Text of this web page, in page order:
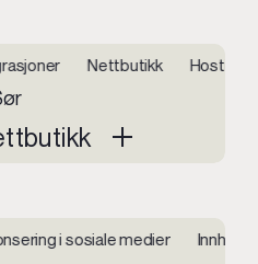
Nettbutikk Hosting og
i sosiale medier Innhold